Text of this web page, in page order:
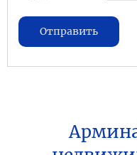
Отправить